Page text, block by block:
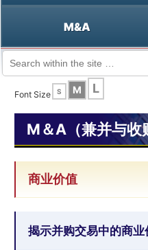
M&A
Chinese HOME
Font Size
S M L
M＆A（兼并与收
商业价值
揭示并购交易中的商业